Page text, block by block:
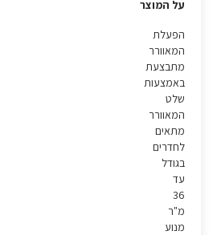
על המוצר
הפעלת
המאוורר
מתבצעת
באמצעות
שלט
המאוורר
מתאים
לחדרים
בגודל
עד
36
מ"ר
מנוע